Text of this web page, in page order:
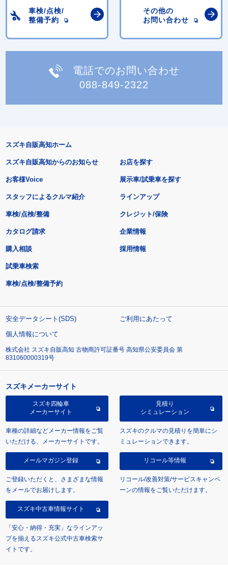
車検/点検/
整備予約
その他の
お問い合わせ
電話でのお問い合わせ
088-849-2322
スズキ自販高知ホーム
スズキ自販高知からのお知らせ
お客様Voice
スタッフによるクルマ紹介
お店を探す
展示車/試乗車を探す
ラインアップ
車検/点検/整備 クレジット/保険
カタログ請求
購入相談
試乗車検索
車検/点検/整備予約
企業情報
採用情報
安全データシート(SDS)
ご利用にあたって
個人情報について
株式会社 スズキ自販高知 古物商許可証番号 高知県公安委員会 第
831060000319号
スズキメーカーサイト
スズキ四輪車
メーカーサイト
車種の詳細などメーカー情報をご覧
いただける、メーカーサイトです。
見積り
シミュレーション
スズキのクルマの見積りを簡単にシ
ミュレーションできます。
メールマガジン登録
ご登録いただくと、さまざまな情報
をメールでお届けします。
リコール等情報
リコール/改善対策/サービスキャンペ
ーンの情報をご覧いただけます。
スズキ中古車情報サイト
「安心・納得・充実」なラインアッ
プを揃えるスズキ公式中古車検索サ
イトです。